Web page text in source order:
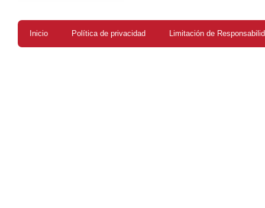
Inicio Política de privacidad Limitación de